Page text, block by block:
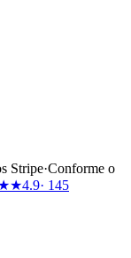
Stripe·Conforme o
4.9· 145